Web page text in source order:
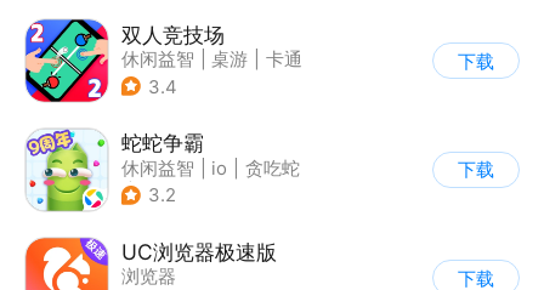
双人竞技场
休闲益智 桌游
卡通
3.4
下载
蛇蛇争霸
休闲益智 io
贪吃蛇
| 白日梦
3.2
下载
UC浏览器极速版
浏览器
下载